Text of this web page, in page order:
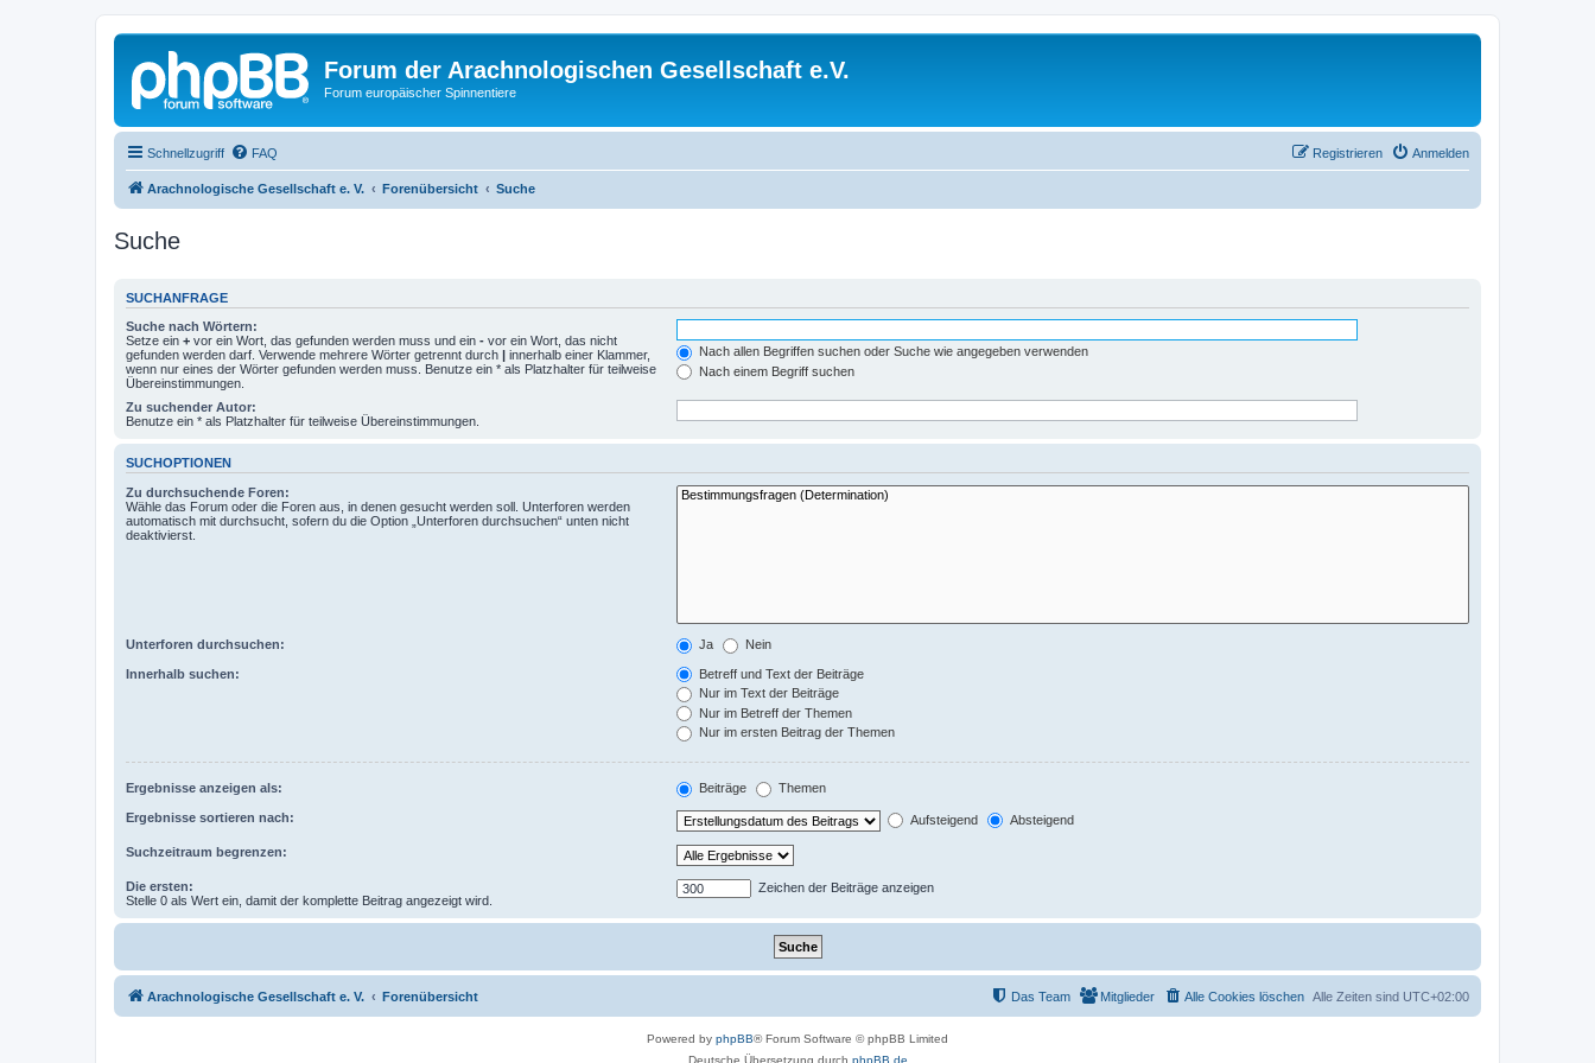
Forum der Arachnologischen Gesellschaft e.V.
Forum europäischer Spinnentiere
Schnellzugriff FAQ Anmelden
Registrieren
Arachnologische Gesellschaft e. V. Forenübersicht Suche
Suche
SUCHANFRAGE
Suche nach Wörtern:
Setze ein + vor ein Wort, das gefunden werden muss und ein - vor ein Wort, das nicht
gefunden werden darf. Verwende mehrere Wörter getrennt durch | innerhalb einer Klammer,
wenn nur eines der Wörter gefunden werden muss. Benutze ein * als Platzhalter für teilweise
Übereinstimmungen.
Nach allen Begriffen suchen oder Suche wie angegeben verwenden
Nach einem Begriff suchen
Zu suchender Autor:
Benutze ein * als Platzhalter für teilweise Übereinstimmungen.
SUCHOPTIONEN
Zu durchsuchende Foren:
Wähle das Forum oder die Foren aus, in denen gesucht werden soll. Unterforen werden
automatisch mit durchsucht, sofern du die Option „Unterforen durchsuchen“ unten nicht
deaktivierst.
Unterforen durchsuchen: Ja Nein
Innerhalb suchen:
Betreff und Text der Beiträge
Nur im Text der Beiträge
Nur im Betreff der Themen
Nur im ersten Beitrag der Themen
Ergebnisse anzeigen als: Beiträge Themen
Ergebnisse sortieren nach: Aufsteigend Absteigend
Suchzeitraum begrenzen:
Die ersten:
Stelle 0 als Wert ein, damit der komplette Beitrag angezeigt wird.
Zeichen der Beiträge anzeigen
Arachnologische Gesellschaft e. V. Forenübersicht Alle Zeiten sind UTC+02:00
Alle Cookies löschen
Mitglieder
Das Team
Powered by phpBB® Forum Software © phpBB Limited
Deutsche Übersetzung durch phpBB.de